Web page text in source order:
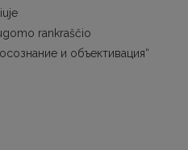
rankraščio
и объективация“